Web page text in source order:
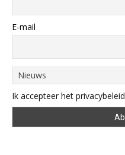
E-mail
Ik accepteer het privacybeleid